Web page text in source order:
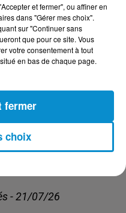
- 23/07/26
- 22/07/26
- 21/07/26
et fermer", ou affiner en
dans "Gérer mes choix".
sur "Continuer sans
que pour ce site. Vous
votre consentement à tout
en bas de chaque page.
choix
fermer